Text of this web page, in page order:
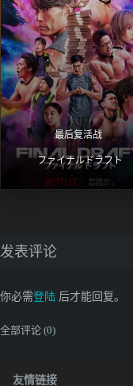
最后复活战
ファイナルドラフト
发表评论
你必需登陆 后才能回复。
全部评论 (0)
友情链接